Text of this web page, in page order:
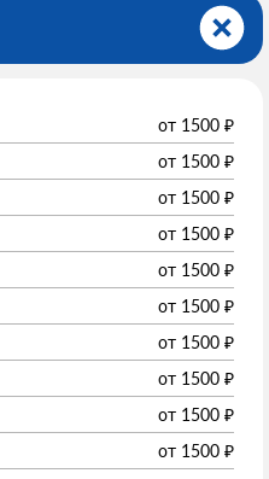
от 1500 ₽
от 1500 ₽
от 1500 ₽
от 1500 ₽
от 1500 ₽
от 1500 ₽
от 1500 ₽
от 1500 ₽
от 1500 ₽
от 1500 ₽